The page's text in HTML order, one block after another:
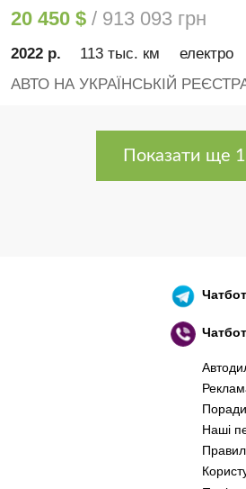
20 450 $/ 913 093 грн
2022 р. 113 тыс. км електро
АВТО НА УКРАЇНСЬКІЙ
Показати ще
Поради
Наші